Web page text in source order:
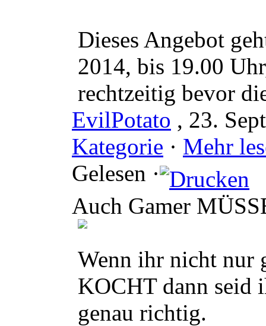
Dieses Angebot
2014, bis 19.00
rechtzeitig bevor
EvilPotato , 23.
Kategorie · Mehr
Gelesen ·
Auch Gamer
Wenn ihr nicht nur
KOCHT dann seid
genau richtig.